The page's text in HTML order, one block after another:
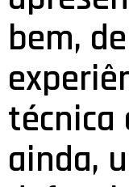
bem,
técnica
ainda,